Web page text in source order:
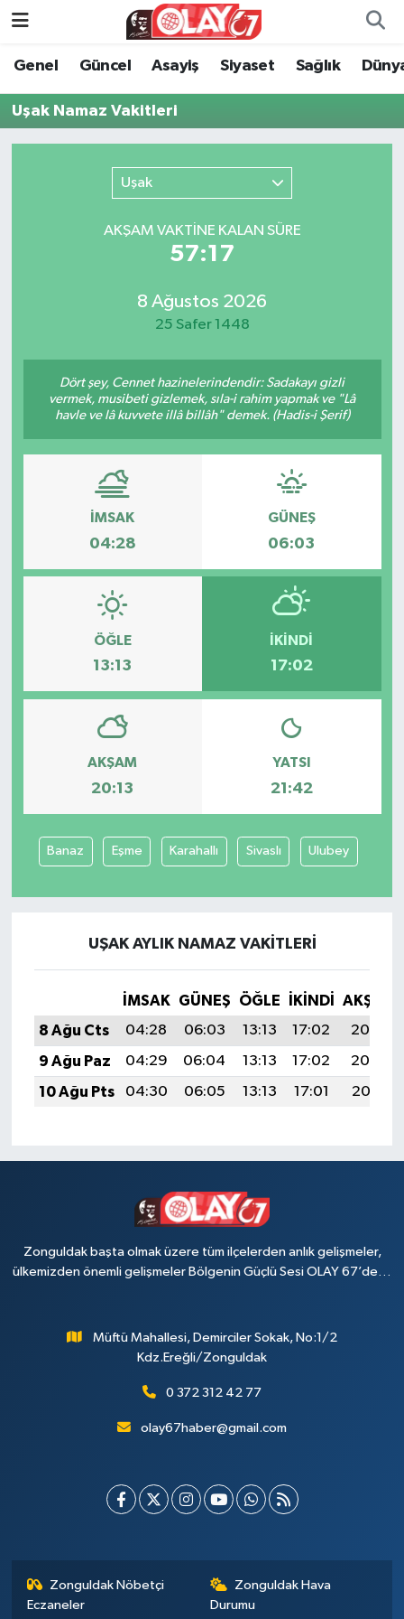
Genel Güncel Asayiş Siyaset Sağlık
Uşak Namaz Vakitleri
Uşak
AKŞAM VAKTİNE KALAN SÜRE
57:17
8 Ağustos 2026
25 Safer 1448
Dört şey, Cennet hazinelerindendir: Sadakayı gizli
vermek, musibeti gizlemek, sıla-i rahim yapmak ve "Lâ
havle ve lâ kuvvete illâ billâh" demek. (Hadis-i Şerif)
İMSAK
04:28
GÜNEŞ
06:03
ÖĞLE
13:13
İKINDI
17:02
AKŞAM
20:13
YATSI
21:42
Banaz Eşme Karahallı Sivaslı Ulubey
UŞAK AYLIK NAMAZ VAKITLERI
İMSAK GÜNEŞ ÖĞLE İKINDI
AKŞAM
8 Ağu Cts
04:28 06:03 13:13 17:02
20:13
9 Ağu Paz
04:29 06:04 13:13 17:02
20:12
10 Ağu Pts
04:30 06:05 13:13 17:01 20:11
Zonguldak başta olmak üzere tüm ilçelerden anlık gelişmeler,
ülkemizden önemli gelişmeler Bölgenin Güçlü Sesi OLAY 67’de…
Müftü Mahallesi, Demirciler Sokak, No:1/2
Kdz.Ereğli/Zonguldak
0 372 312 42 77
olay67haber@gmail.com
Zonguldak Nöbetçi
Eczaneler
Zonguldak Hava
Durumu
KATEGORİSİZ
ANA SAYFA
Kültür Sanat
Dünya
Eğitim
SEKTÖR
Magazin
haber ara
Günün Haberleri
Tüm Makaleler
Tüm Haberler
Videolu Haberler
Son Dakika
Tüm Haberler
Genel
Güncel
Eğitim
Spor
Zonguldak Nöbetçi Eczaneler
Zonguldak Hava Durumu
Süper Lig Puan Durumu ve Fikstür
Tüm Manşetler
Haber Arşivi